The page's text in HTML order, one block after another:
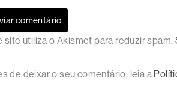
site utiliza o Akismet para reduzir spam.
de deixar o seu comentário, leia a